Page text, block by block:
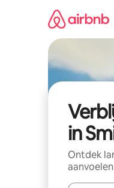
in
Ontdek